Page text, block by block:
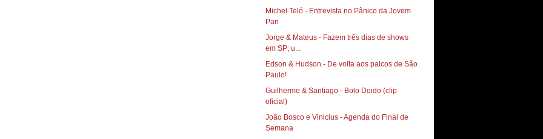
Michel Teló - Entrevista no Pânico da Jovem
Pan
Jorge & Mateus - Fazem três dias de shows
em SP; u...
Edson & Hudson - De volta aos palcos de São
Paulo!‏
Guilherme & Santiago - Bolo Doido (clip
oficial)
João Bosco e Vinicius - Agenda do Final de
Semana